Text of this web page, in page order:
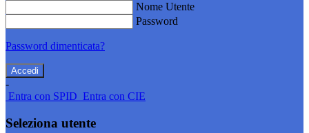
Nome Utente
Password
Password dimenticata?
-
Entra con SPID Entra con CIE
Seleziona utente